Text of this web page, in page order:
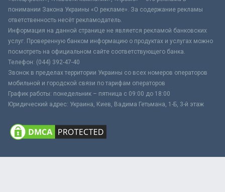
понимании Закона Украины «О рекламе». За содержание рекламы
ответственность несёт рекламодатель.
Информация на данной странице не является рекламой банковских
услуг. Проверенную банком информацию о продуктах и услугах можно
посмотреть на официальном сайте соответствующего банка.
Телефон: (044) 392-47-40
Звонок в пределах территории Украины со всех номеров операторов
мобильной и городской связи по тарифам операторов
График работы: понедельник – пятница с 09:00 до 18:00
Юридический адрес: Украина, Киев, Вадима Гетьмана, 1-Б, 3-й этаж